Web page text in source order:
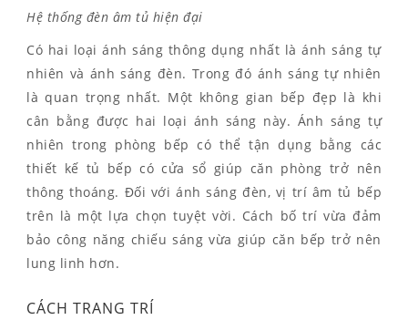
Hệ thống đèn âm tủ hiện đại
Có hai loại ánh sáng thông dụng nhất là ánh sáng tự
nhiên và ánh sáng đèn. Trong đó ánh sáng tự nhiên
là quan trọng nhất. Một không gian bếp đẹp là khi
cân bằng được hai loại ánh sáng này. Ánh sáng tự
nhiên trong phòng bếp có thể tận dụng bằng các
thiết kế tủ bếp có cửa sổ giúp căn phòng trở nên
thông thoáng. Đối với ánh sáng đèn, vị trí âm tủ bếp
trên là một lựa chọn tuyệt vời. Cách bố trí vừa đảm
bảo công năng chiếu sáng vừa giúp căn bếp trở nên
lung linh hơn.
CÁCH TRANG TRÍ